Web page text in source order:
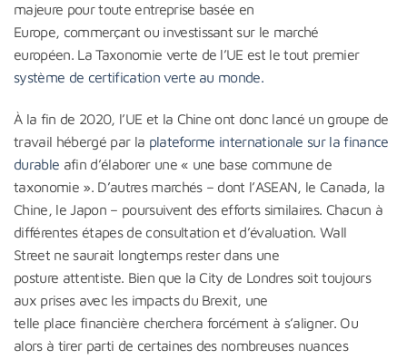
majeure pour toute entreprise basée en
Europe, commerçant ou investissant sur le marché
européen. La Taxonomie verte de l’UE est le tout premier
système de certification verte au monde.
À la fin de 2020, l’UE et la Chine ont donc lancé un groupe de
travail hébergé par la plateforme internationale sur la finance
durable afin d’élaborer une « une base commune de
taxonomie ». D’autres marchés – dont l’ASEAN, le Canada, la
Chine, le Japon – poursuivent des efforts similaires. Chacun à
différentes étapes de consultation et d’évaluation. Wall
Street ne saurait longtemps rester dans une
posture attentiste. Bien que la City de Londres soit toujours
aux prises avec les impacts du Brexit, une
telle place financière cherchera forcément à s’aligner. Ou
alors à tirer parti de certaines des nombreuses nuances